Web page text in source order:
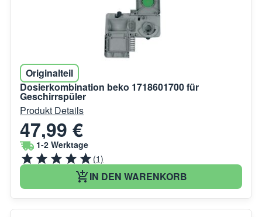
Originalteil
Dosierkombination beko 1718601700 für
Geschirrspüler
Produkt Details
47,99 €
1-2 Werktage
(1)
IN DEN WARENKORB